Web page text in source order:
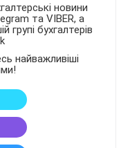
новини
та VIBER, а
групі бухгалтерів
найважливіші